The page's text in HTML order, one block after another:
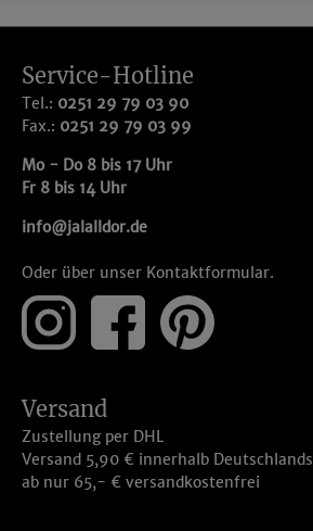
Service-Hotline
Tel.: 0251 29 79 03 90
Fax.: 0251 29 79 03 99
Mo - Do 8 bis 17 Uhr
Fr 8 bis 14 Uhr
info@jalalldor.de
Oder über unser Kontaktformular.
Versand
Zustellung per DHL
Versand 5,90 € innerhalb Deutschlands
ab nur 65,- € versandkostenfrei